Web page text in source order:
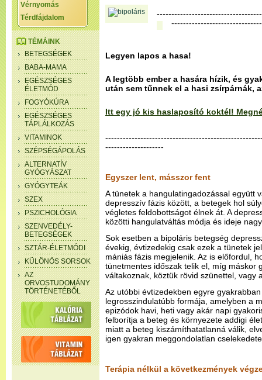
Vérnyomás
Térdfájdalom
TÉMÁINK
BETEGSÉGEK
BABA-MAMA
EGÉSZSÉGES
ÉLETMÓD
FOGYÓKÚRA
EGÉSZSÉGES
TÁPLÁLKOZÁS
VITAMINOK
SZÉPSÉGÁPOLÁS
ALTERNATÍV
GYÓGYÁSZAT
GYÓGYTEÁK
SZEX
PSZICHOLÓGIA
SZENVEDÉLY-
BETEGSÉGEK
SZTÁR-ÉLETMÓDI
KÜLÖNÖS SORSOK
AZ
ORVOSTUDOMÁNY
TÖRTÉNETÉBŐL
Legyen lapos a hasa!
A legtöbb ember a hasára hízik, és
után sem tűnnek el a hasi zsírpárnák,
Itt egy jó kis haslaposító koktél!
--------------------
Egyszer lent, másszor fent
A tünetek a hangulatingadozással együtt
depresszív fázis között, a betegek hol
végletes feldobottságot élnek át. A
közötti hangulatváltás módja és ideje
Sok esetben a bipoláris betegség
évekig, évtizedekig csak ezek a tünetek
mániás fázis megjelenik. Az is előfordul,
tünetmentes időszak telik el, míg máskor
váltakoznak, köztük rövid szünettel, vagy
Az utóbbi évtizedekben egyre
legrosszindulatúbb formája, amelyben a
epizódok havi, heti vagy akár napi
felborítja a beteg és környezete addigi
miatt a beteg kiszámíthatatlanná válik,
igen gyakran meggondolatlan
Terápia nélkül a következmények